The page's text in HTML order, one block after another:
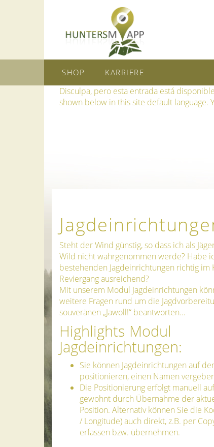
SHOP KARRIERE
Disculpa, pero esta entrada está
shown below in this site default language.
Steht der Wind günstig, so dass ich als
Wild nicht wahrgenommen werde? Habe
bestehenden Jagdeinrichtungen richtig im
Reviergang ausreichend?
Mit unserem Modul Jagdeinrichtungen
weitere Fragen rund um die
souveränen „Jawoll!“ beantworten…
Highlights Modul
Jagdeinrichtungen:
Sie können Jagdeinrichtungen auf
positionieren, einen Namen
Die Positionierung erfolgt manuell
gewohnt durch Übernahme der
Position. Alternativ können Sie die
/ Longitude) auch direkt, z.B. per
erfassen bzw. übernehmen.